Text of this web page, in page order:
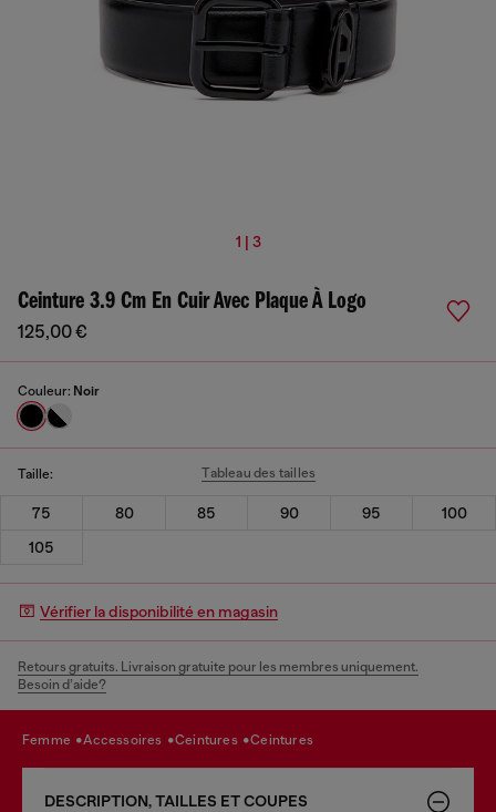
1 | 3
Ceinture 3.9 Cm En Cuir Avec Plaque À Logo
125,00 €
Couleur: Noir
Taille: Tableau des tailles
75 80 85 90 95
100
105
Vérifier la disponibilité en magasin
Retours gratuits. Livraison gratuite pour les membres uniquement.
Besoin d’aide?
femme accessoires ceintures ceintures
DESCRIPTION, TAILLES ET COUPES